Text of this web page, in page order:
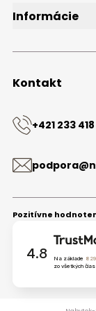
Informácie
Obchodné
Kontakt
Kontakt
+421 233
Pozitívne
4.8 Na základe
zo všetkých čias